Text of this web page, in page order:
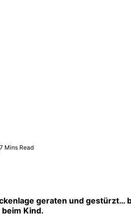
7 Mins Read
geraten und gestürzt…
Kind.